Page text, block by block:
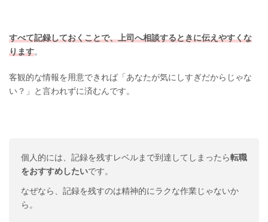
すべて記録しておくことで、上司へ相談するときに伝えやすくな
ります。
客観的な情報を用意できれば「あなたが気にしすぎだからじゃな
い？」と言われずに済むんです。
個人的には、記録を残すレベルまで到達してしまったら転職
をおすすめしたいです。
なぜなら、記録を残すのは精神的にラクな作業じゃないか
ら。